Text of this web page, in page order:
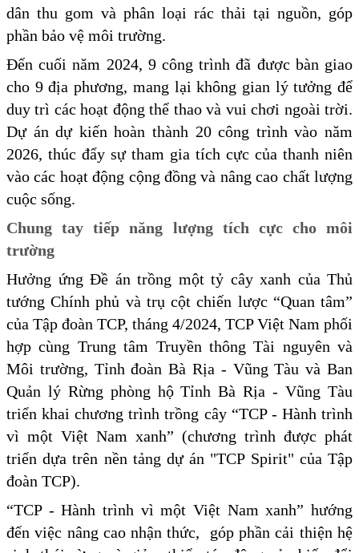
dân thu gom và phân loại rác thải tại nguồn, góp
phần bảo vệ môi trường.
Đến cuối năm 2024, 9 công trình đã được bàn giao
cho 9 địa phương, mang lại không gian lý tưởng để
duy trì các hoạt động thể thao và vui chơi ngoài trời.
Dự án dự kiến hoàn thành 20 công trình vào năm
2026, thúc đẩy sự tham gia tích cực của thanh niên
vào các hoạt động cộng đồng và nâng cao chất lượng
cuộc sống.
Chung tay tiếp năng lượng tích cực cho môi
trường
Hưởng ứng Đề án trồng một tỷ cây xanh của Thủ
tướng Chính phủ và trụ cột chiến lược “Quan tâm”
của Tập đoàn TCP, tháng 4/2024, TCP Việt Nam phối
hợp cùng Trung tâm Truyền thông Tài nguyên và
Môi trường, Tỉnh đoàn Bà Rịa - Vũng Tàu và Ban
Quản lý Rừng phòng hộ Tỉnh Bà Rịa - Vũng Tàu
triển khai chương trình trồng cây “TCP - Hành trình
vì một Việt Nam xanh” (chương trình được phát
triển dựa trên nền tảng dự án "TCP Spirit" của Tập
đoàn TCP).
“TCP - Hành trình vì một Việt Nam xanh” hướng
đến việc nâng cao nhận thức, góp phần cải thiện hệ